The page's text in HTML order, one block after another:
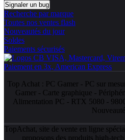
Signaler un bug
Recherche par marque
Toutes nos ventes flash
Nouveautés du jour
Soldes
Paiements sécurisés
Top Achat : PC Gamer- PC sur
Gamer - Carte graphique -
Alimentation PC - RTX 5080 -
TopAchat, site de vente en ligne
proposons des produits high-